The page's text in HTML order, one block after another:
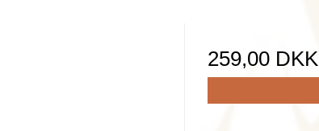
259,00 DKK